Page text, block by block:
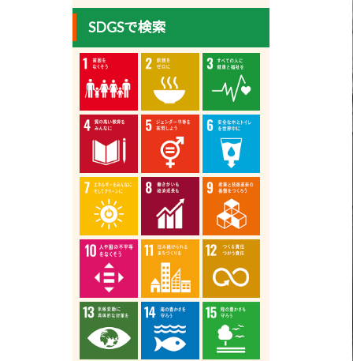
SDGSで検索